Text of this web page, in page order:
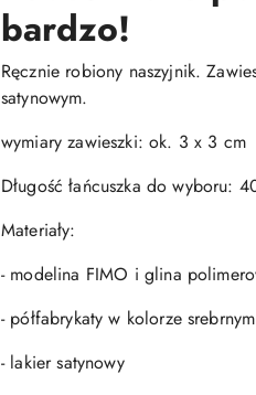
bardzo!
Ręcznie robiony naszyjnik.
satynowym.
wymiary zawieszki: ok. 3 x 3 cm
Długość łańcuszka do wyboru:
Materiały:
- modelina FIMO i glina
- półfabrykaty w kolorze srebrnym
- lakier satynowy